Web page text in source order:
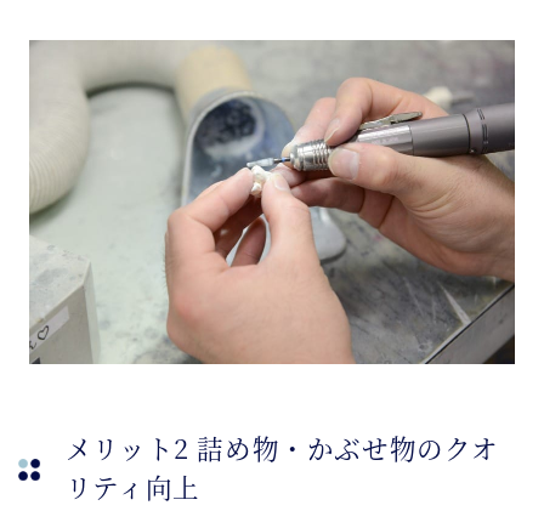
メリット2 詰め物・かぶせ物のクオ
リティ向上